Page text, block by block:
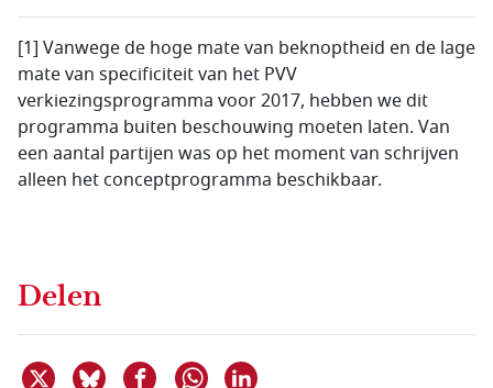
[1] Vanwege de hoge mate van beknoptheid en de lage
mate van specificiteit van het PVV
verkiezingsprogramma voor 2017, hebben we dit
programma buiten beschouwing moeten laten. Van
een aantal partijen was op het moment van schrijven
alleen het conceptprogramma beschikbaar.
Delen
Deel dit item op X
Deel dit item op Bluesky
Deel dit item op Facebook
Delen via WhatsApp